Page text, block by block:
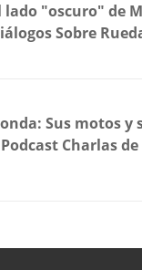
lado "oscuro" de
Sobre
Sus motos y
Charlas